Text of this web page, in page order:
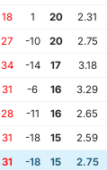
18 1 20
2.31
27 -10 20
2.75
34 -14 17
3.18
31 -6 16
3.29
28 -11 16
2.65
31 -18 15
2.59
31 -18 15
2.75